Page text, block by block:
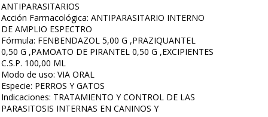
ANTIPARASITARIOS
Acción Farmacológica: ANTIPARASITARIO INTERNO
DE AMPLIO ESPECTRO
Fórmula: FENBENDAZOL 5,00 G ,PRAZIQUANTEL
0,50 G ,PAMOATO DE PIRANTEL 0,50 G ,EXCIPIENTES
C.S.P. 100,00 ML
Modo de uso: VIA ORAL
Especie: PERROS Y GATOS
Indicaciones: TRATAMIENTO Y CONTROL DE LAS
PARASITOSIS INTERNAS EN CANINOS Y